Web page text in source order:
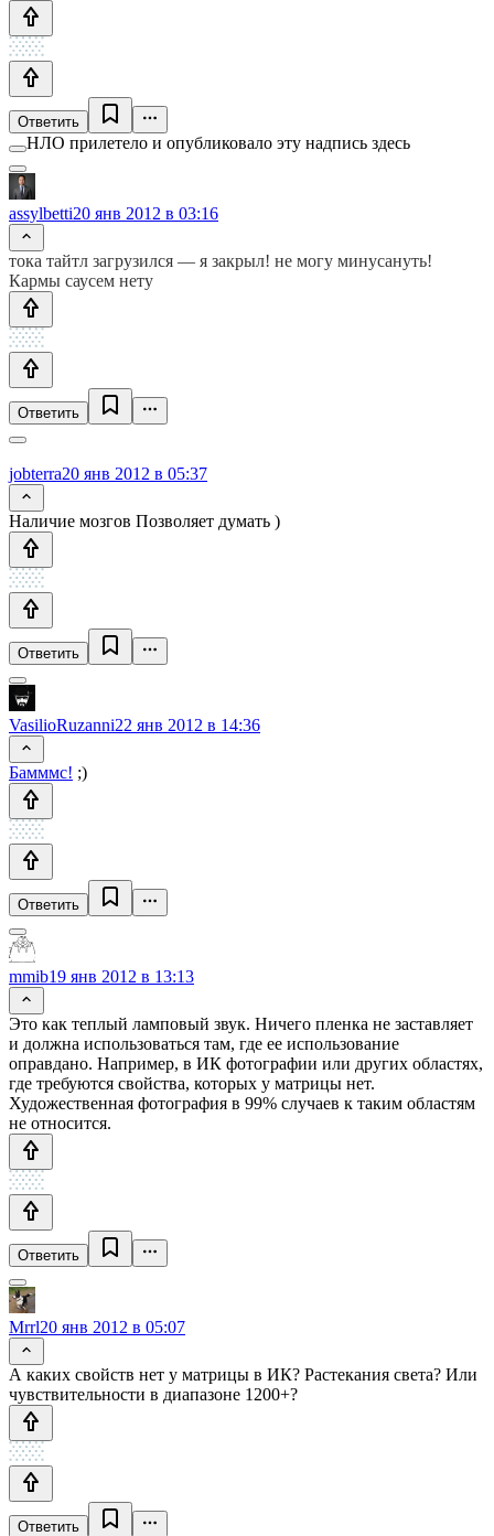
Ответить
НЛО прилетело и опубликовало эту надпись здесь
assylbetti20 янв 2012 в 03:16
тока тайтл загрузился — я закрыл! не могу минусануть!
Кармы саусем нету
Ответить
jobterra20 янв 2012 в 05:37
Наличие мозгов Позволяет думать )
Ответить
VasilioRuzanni22 янв 2012 в 14:36
Бамммс! ;)
Ответить
mmib19 янв 2012 в 13:13
Это как теплый ламповый звук. Ничего пленка не заставляет
и должна использоваться там, где ее использование
оправдано. Например, в ИК фотографии или других областях,
где требуются свойства, которых у матрицы нет.
Художественная фотография в 99% случаев к таким областям
не относится.
Ответить
Mrrl20 янв 2012 в 05:07
А каких свойств нет у матрицы в ИК? Растекания света? Или
чувствительности в диапазоне 1200+?
Ответить